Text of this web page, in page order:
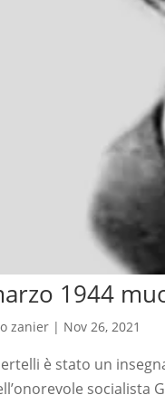
1944
zanier | Nov 26, 2021
è stato un
socialista